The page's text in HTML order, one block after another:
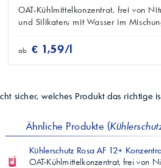
OAT-Kühlmittelkonzentrat, frei von
und Silikaten; mit Wasser im
ab € 1,59/l
sicher, welches Produkt das richtige
Ähnliche Produkte (
Kühlerschutz Rosa AF 12+
OAT-Kühlmittelkonzentrat, frei von